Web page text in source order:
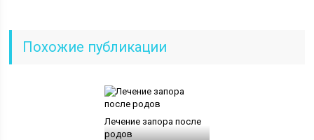
Похожие публикации
Лечение запора после
родов